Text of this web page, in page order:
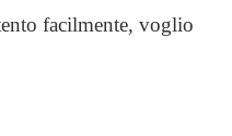
facilmente, voglio